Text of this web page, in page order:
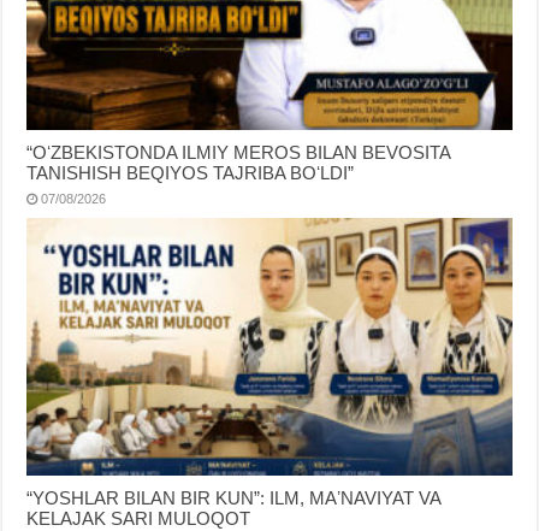
“OʻZBEKISTONDA ILMIY MEROS BILAN BEVOSITA
TANISHISH BEQIYOS TAJRIBA BOʻLDI”
07/08/2026
“YOSHLAR BILAN BIR KUN”: ILM, MAʼNAVIYAT VA
KELAJAK SARI MULOQOT